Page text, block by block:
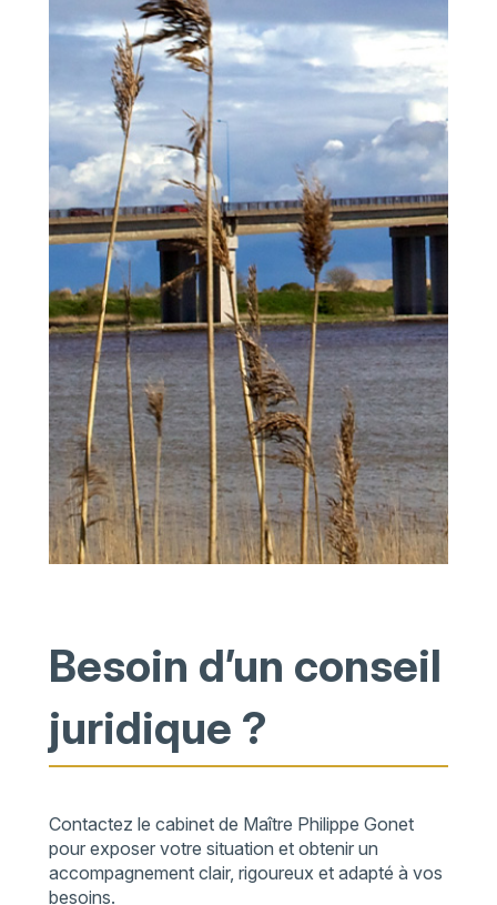
Besoin d’un conseil
juridique ?
Contactez le cabinet de Maître Philippe Gonet
pour exposer votre situation et obtenir un
accompagnement clair, rigoureux et adapté à vos
besoins.